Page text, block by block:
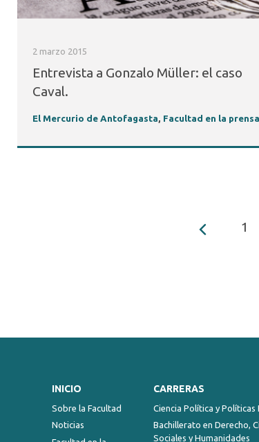
2 marzo 2015
Entrevista a Gonzalo Müller: el caso
Caval.
El Mercurio de Antofagasta, Facultad en la prensa
1
INICIO
Sobre la Facultad
Noticias
CARRERAS
Ciencia Política y Políticas
Bachillerato en Derecho,
Sociales y Humanidades